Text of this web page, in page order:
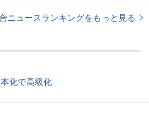
ニュースランキングをもっと見る
化で高級化